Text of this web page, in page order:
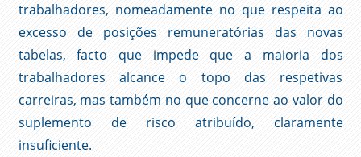
trabalhadores, nomeadamente no que respeita ao
excesso de posições remuneratórias das novas
tabelas, facto que impede que a maioria dos
trabalhadores alcance o topo das respetivas
carreiras, mas também no que concerne ao valor do
suplemento de risco atribuído, claramente
insuficiente.